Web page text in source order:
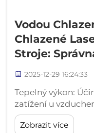
Vodou
Chlazené
Stroje:
2025-12-29 16:24:33
Tepelný výkon:
zatížení u
svařovacích strojů
laserových. Jak
Zobrazit více